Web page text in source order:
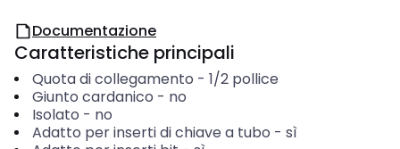
Documentazione
Caratteristiche principali
Quota di collegamento - 1/2 pollice
Giunto cardanico - no
Isolato - no
Adatto per inserti di chiave a tubo - sì